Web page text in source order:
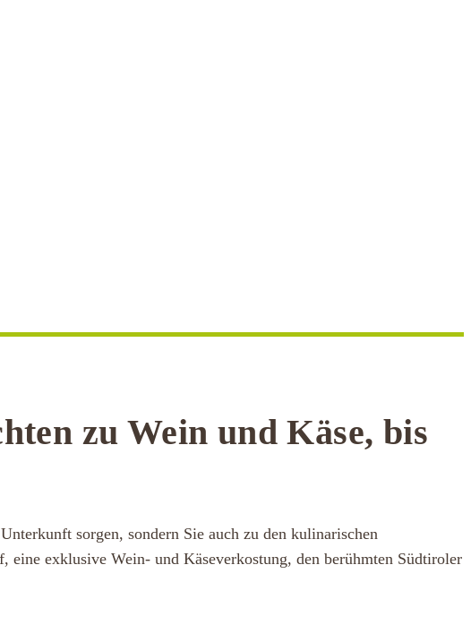
zu Wein und Käse, bis
sorgen, sondern Sie auch zu den kulinarischen
exklusive Wein- und Käseverkostung, den berühmten Südtiroler